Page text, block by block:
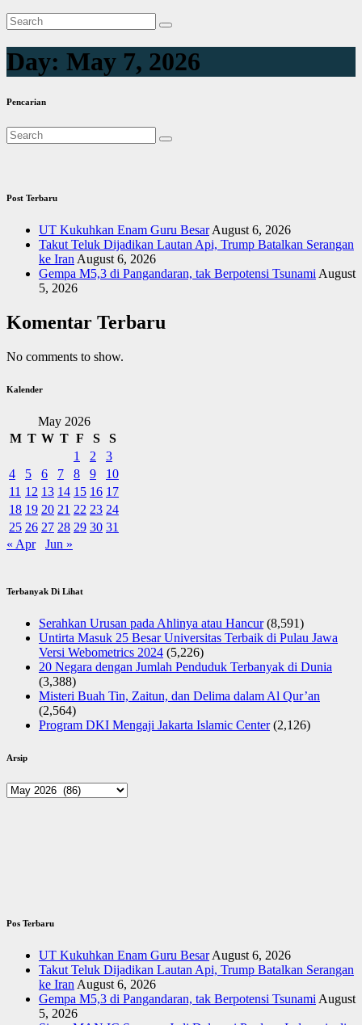
Day: May 7, 2026
Pencarian
Post Terbaru
UT Kukuhkan Enam Guru Besar August 6, 2026
Takut Teluk Dijadikan Lautan Api, Trump Batalkan Serangan
ke Iran August 6, 2026
Gempa M5,3 di Pangandaran, tak Berpotensi Tsunami August
5, 2026
Komentar Terbaru
No comments to show.
Kalender
May 2026
M T W T F S
S
1
2
3
4
5 6 7 8 9
10
11 12 13 14 15 16 17
18 19 20 21 22 23 24
25 26 27 28 29 30 31
« Apr
Jun »
Terbanyak Di Lihat
Serahkan Urusan pada Ahlinya atau Hancur (8,591)
Untirta Masuk 25 Besar Universitas Terbaik di Pulau Jawa
Versi Webometrics 2024 (5,226)
20 Negara dengan Jumlah Penduduk Terbanyak di Dunia
(3,388)
Misteri Buah Tin, Zaitun, dan Delima dalam Al Qur’an
(2,564)
Program DKI Mengaji Jakarta Islamic Center (2,126)
Arsip
Arsip
Pos Terbaru
UT Kukuhkan Enam Guru Besar August 6, 2026
Takut Teluk Dijadikan Lautan Api, Trump Batalkan Serangan
ke Iran August 6, 2026
Gempa M5,3 di Pangandaran, tak Berpotensi Tsunami August
5, 2026